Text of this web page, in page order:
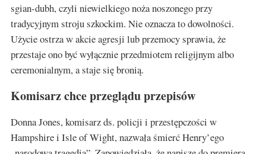
sgian-dubh, czyli niewielkiego noża noszonego przy
tradycyjnym stroju szkockim. Nie oznacza to dowolności.
Użycie ostrza w akcie agresji lub przemocy sprawia, że
przestaje ono być wyłącznie przedmiotem religijnym albo
ceremonialnym, a staje się bronią.
Komisarz chce przeglądu przepisów
Donna Jones, komisarz ds. policji i przestępczości w
Hampshire i Isle of Wight, nazwała śmierć Henry’ego